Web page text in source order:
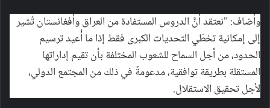
وأضاف: "نعتقد أنَّ الدروس المستفادة من العراق وأفغانستان تُشير
إلى إمكانية تخطّي التحديات الكبرى فقط إذا ما أُعيد ترسيم
الحدود، من أجل السماح للشعوب المختلفة بأن تقيم إداراتها
المستقلة بطريقة توافقية، مدعومةً في ذلك من المجتمع الدولي،
لأجل تحقيق الاستقلال.